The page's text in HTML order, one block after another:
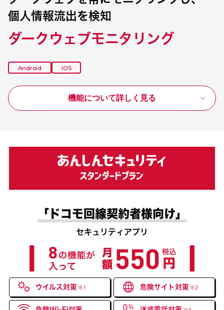
個人情報流出を検知
ダークウェブモニタリング
Android iOS
機能について詳しく見る
「ドコモ回線契約者様向け」
セキュリティアプリ
ウイルス対策 ※1 危険サイト対策 ※2